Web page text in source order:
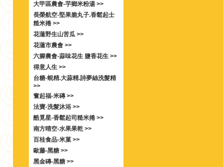
大甲區農會-芋鄉米粉湯 >>
長榮航空-堅果脆丸子.香鬆起士
糙米捲 >>
花蓮野生山苦瓜 >>
花蓮市農會 >>
六腳農會-蒜味花生 鹽香花生 >>
得意人生 >>
台糖-蜆精.大蒜精.詩夢絲洗髮精
>>
奮起福-米磚 >>
法寶-洗髮沐浴 >>
酷覓星-香鬆起司糙米捲 >>
南方晴空-水果果乾 >>
百桂食品-米菓 >>
歐藤-黑糖 >>
黑金磚-黑糖 >>